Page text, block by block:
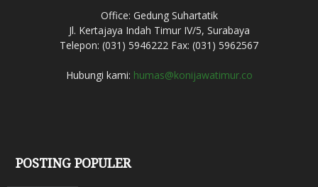
Office: Gedung Suhartatik
Jl. Kertajaya Indah Timur IV/5, Surabaya
Telepon: (031) 5946222 Fax: (031) 5962567
Hubungi kami: humas@konijawatimur.co
POSTING POPULER